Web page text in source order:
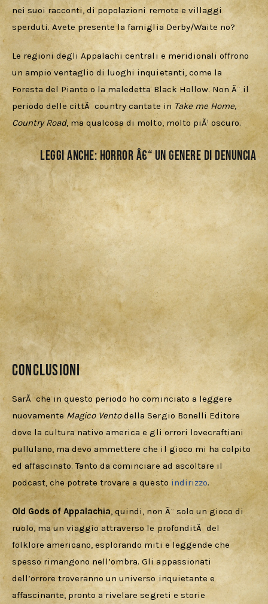
nei suoi racconti, di popolazioni remote e villaggi
sperduti. Avete presente la famiglia Derby/Waite no?
Le regioni degli Appalachi centrali e meridionali offrono
un ampio ventaglio di luoghi inquietanti, come la
Foresta del Pianto o la maledetta Black Hollow. Non Ã¨ il
periodo delle cittÃ  country cantate in Take me Home,
Country Road, ma qualcosa di molto, molto piÃ¹ oscuro.
LEGGI ANCHE:Horror â€“ Un genere di denuncia
Conclusioni
SarÃ  che in questo periodo ho cominciato a leggere
nuovamente Magico Vento della Sergio Bonelli Editore
dove la cultura nativo america e gli orrori lovecraftiani
pullulano, ma devo ammettere che il gioco mi ha colpito
ed affascinato. Tanto da cominciare ad ascoltare il
podcast, che potrete trovare a questo indirizzo.
Old Gods of Appalachia, quindi, non Ã¨ solo un gioco di
ruolo, ma un viaggio attraverso le profonditÃ  del
folklore americano, esplorando miti e leggende che
spesso rimangono nell’ombra. Gli appassionati
dell’orrore troveranno un universo inquietante e
affascinante, pronto a rivelare segreti e storie